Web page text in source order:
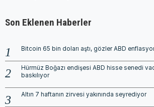
Son Eklenen Haberler
Bitcoin 65 bin doları aştı, gözler ABD
Hürmüz Boğazı endişesi ABD hisse senedi
baskılıyor
Altın 7 haftanın zirvesi yakınında seyrediyor